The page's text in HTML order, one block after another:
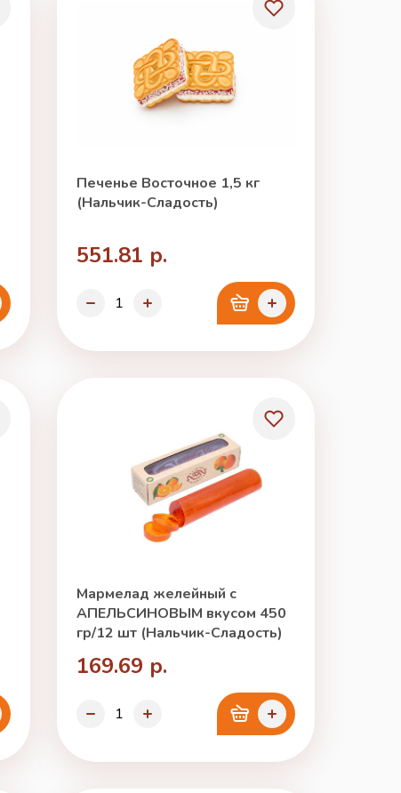
Печенье Восточное 1,5 кг
(Нальчик-Сладость)
551.81 р.
Мармелад желейный с
АПЕЛЬСИНОВЫМ вкусом 450
гр/12 шт (Нальчик-Сладость)
169.69 р.